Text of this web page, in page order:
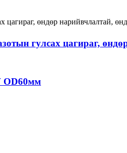
гулсах цагираг,
OD60мм